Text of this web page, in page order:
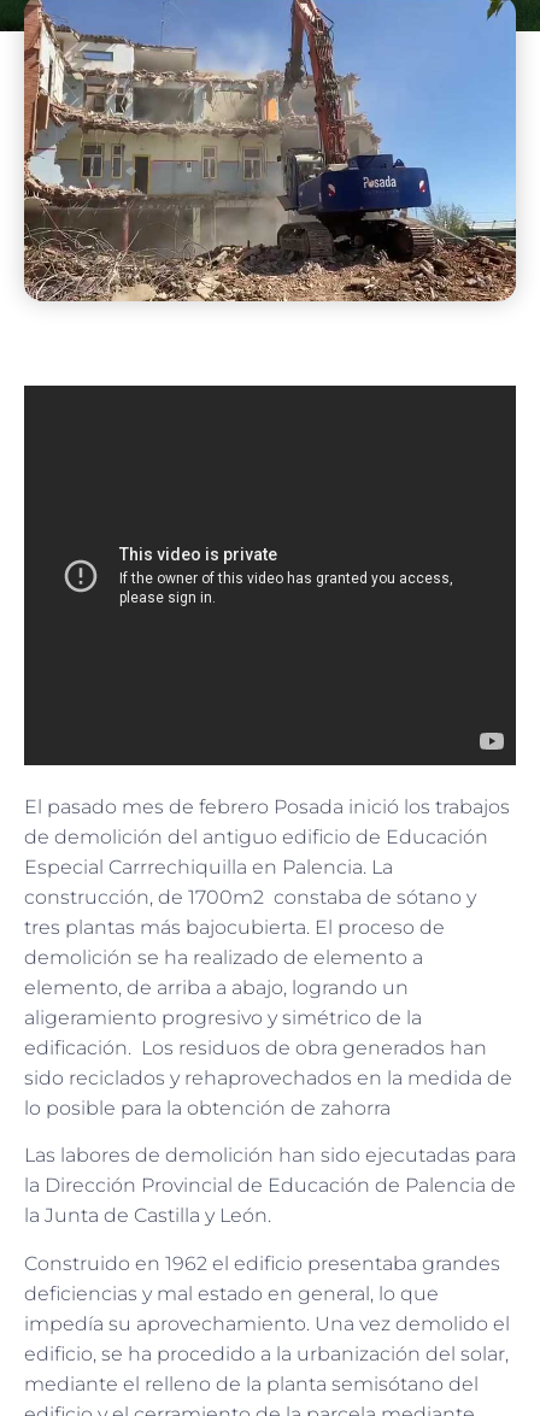
El pasado mes de febrero Posada inició los trabajos
de demolición del antiguo edificio de Educación
Especial Carrrechiquilla en Palencia. La
construcción, de 1700m2 constaba de sótano y
tres plantas más bajocubierta. El proceso de
demolición se ha realizado de elemento a
elemento, de arriba a abajo, logrando un
aligeramiento progresivo y simétrico de la
edificación. Los residuos de obra generados han
sido reciclados y rehaprovechados en la medida de
lo posible para la obtención de zahorra
Las labores de demolición han sido ejecutadas para
la Dirección Provincial de Educación de Palencia de
la Junta de Castilla y León.
Construido en 1962 el edificio presentaba grandes
deficiencias y mal estado en general, lo que
impedía su aprovechamiento. Una vez demolido el
edificio, se ha procedido a la urbanización del solar,
mediante el relleno de la planta semisótano del